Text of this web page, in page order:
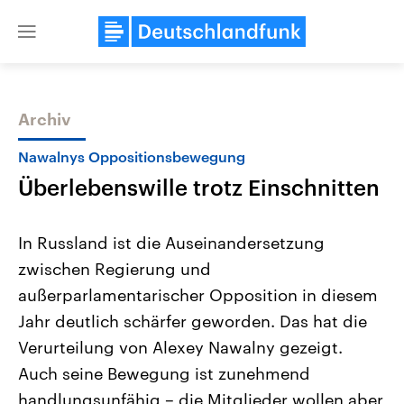
Close
Themen
Landtagswahl Sachsen-Anhalt
2026
Alle Informationen
Sachsen-Anhalt wählt am 6.
September 2026 einen neuen
Landtag. Seit 2021 wird das
Bundesland von einer Koalition aus
USA
Aktuelle Beiträge,
Hintergründe
Wirtschaftlich und
gehören die Vereinigten
mit großem Einfluss auf
Archiv
Nawalnys Oppositionsbewegung
Überlebenswille trotz Einschnitten
In Russland ist die Auseinandersetzung
zwischen Regierung und
außerparlamentarischer Opposition in diesem
Jahr deutlich schärfer geworden. Das hat die
Verurteilung von Alexey Nawalny gezeigt.
Auch seine Bewegung ist zunehmend
handlungsunfähig – die Mitglieder wollen aber